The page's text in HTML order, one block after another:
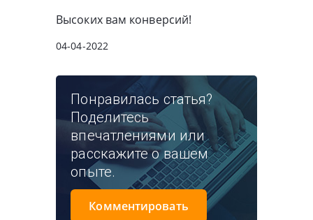
Высоких вам конверсий!
04-04-2022
Понравилась статья?
Поделитесь
впечатлениями или
расскажите о вашем
опыте.
Комментировать